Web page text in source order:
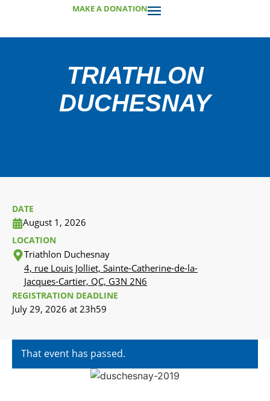
MAKE A DONATION
TRIATHLON
DUCHESNAY
That event has passed.
DATE
August 1, 2026
LOCATION
Triathlon Duchesnay
4, rue Louis Jolliet, Sainte-Catherine-de-la-
Jacques-Cartier, QC, G3N 2N6
REGISTRATION DEADLINE
July 29, 2026 at 23h59